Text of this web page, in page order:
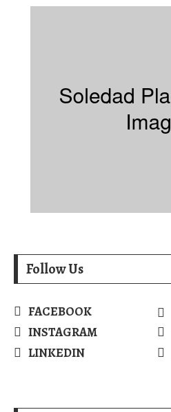
Follow Us
FACEBOOK
INSTAGRAM
LINKEDIN